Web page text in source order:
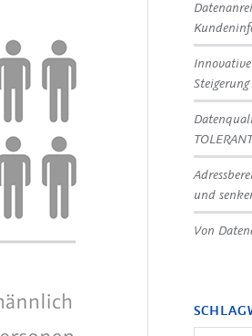
und
Von